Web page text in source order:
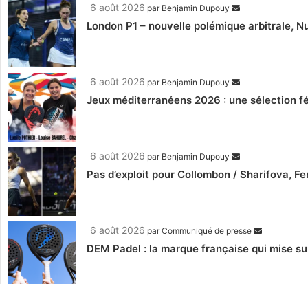
6 août 2026 par Benjamin Dupouy
London P1 – nouvelle polémique arbitrale,
6 août 2026 par Benjamin Dupouy
Jeux méditerranéens 2026 : une sélection
6 août 2026 par Benjamin Dupouy
Pas d’exploit pour Collombon / Sharifova,
6 août 2026 parCommuniqué de presse
DEM Padel : la marque française qui mise